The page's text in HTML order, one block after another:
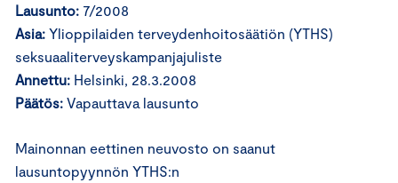
Lausunto: 7/2008
Asia: Ylioppilaiden terveydenhoitosäätiön (YTHS)
seksuaaliterveyskampanjajuliste
Annettu: Helsinki, 28.3.2008
Päätös: Vapauttava lausunto
Mainonnan eettinen neuvosto on saanut
lausuntopyynnön YTHS:n